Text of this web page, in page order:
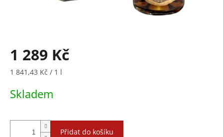
1 289 Kč
Měrná
1 841,43 Kč / 1 l
Skladem
Přidat do košíku